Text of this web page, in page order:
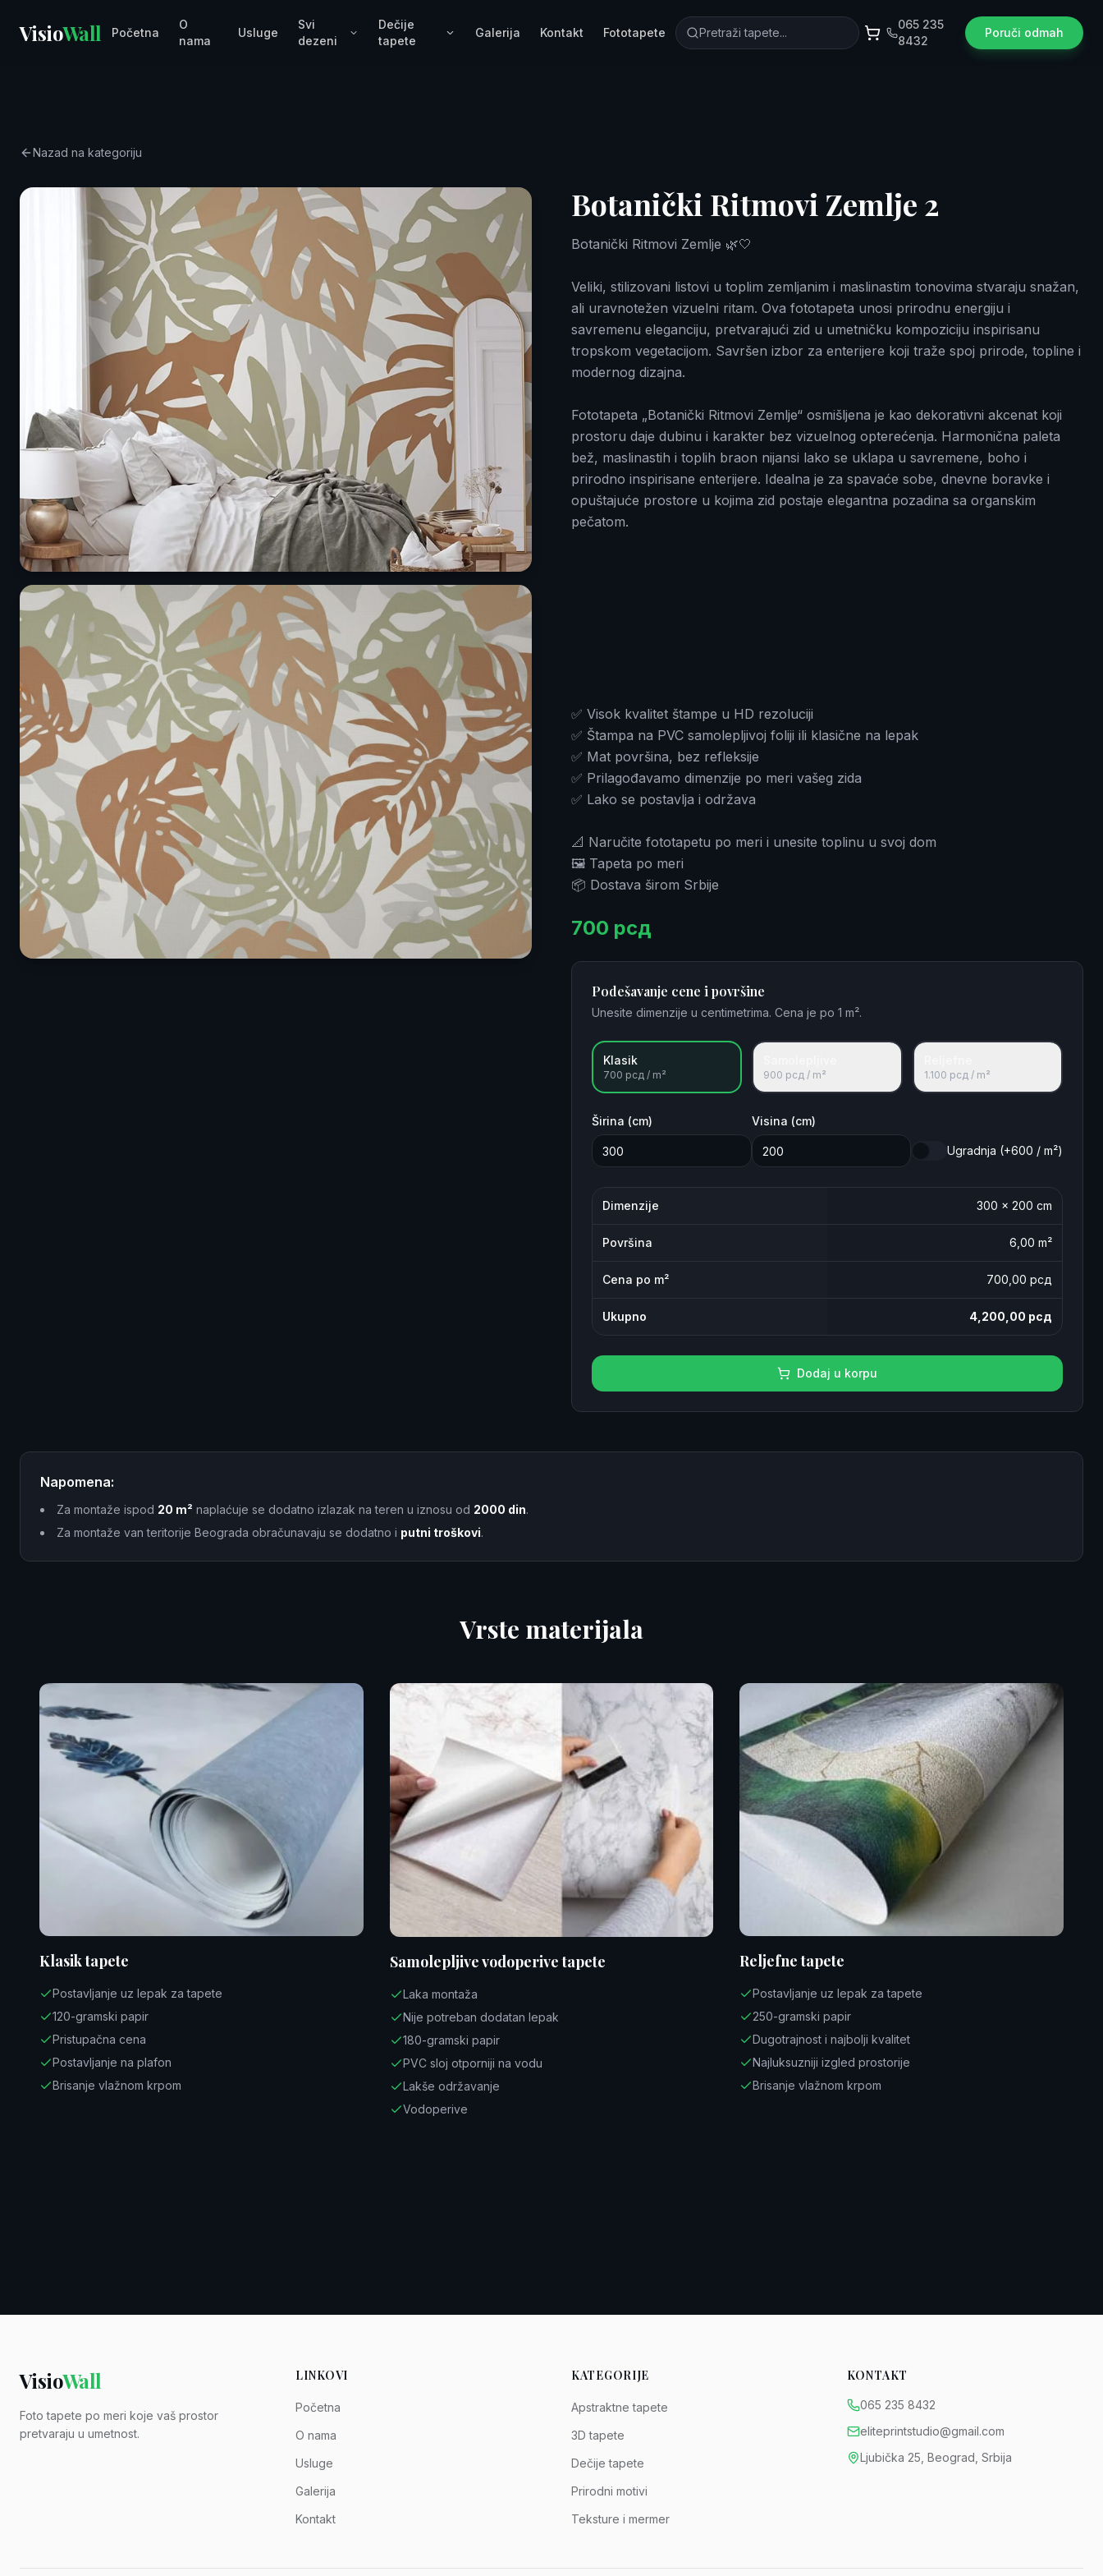
VisioWall Početna
O
nama
Usluge
Svi
dezeni
Dečije
tapete
Galerija Kontakt Fototapete
065 235
8432
Poruči odmah
Nazad na kategoriju
Botanički Ritmovi Zemlje 2
Botanički Ritmovi Zemlje 🌿🤍
Veliki, stilizovani listovi u toplim zemljanim i maslinastim tonovima stvaraju snažan,
ali uravnotežen vizuelni ritam. Ova fototapeta unosi prirodnu energiju i
savremenu eleganciju, pretvarajući zid u umetničku kompoziciju inspirisanu
tropskom vegetacijom. Savršen izbor za enterijere koji traže spoj prirode, topline i
modernog dizajna.
Fototapeta „Botanički Ritmovi Zemlje“ osmišljena je kao dekorativni akcenat koji
prostoru daje dubinu i karakter bez vizuelnog opterećenja. Harmonična paleta
bež, maslinastih i toplih braon nijansi lako se uklapa u savremene, boho i
prirodno inspirisane enterijere. Idealna je za spavaće sobe, dnevne boravke i
opuštajuće prostore u kojima zid postaje elegantna pozadina sa organskim
pečatom.
✅ Visok kvalitet štampe u HD rezoluciji
✅ Štampa na PVC samolepljivoj foliji ili klasične na lepak
✅ Mat površina, bez refleksije
✅ Prilagođavamo dimenzije po meri vašeg zida
✅ Lako se postavlja i održava
📐 Naručite fototapetu po meri i unesite toplinu u svoj dom
🖼️ Tapeta po meri
📦 Dostava širom Srbije
700 рсд
Podešavanje cene i površine
Unesite dimenzije u centimetrima. Cena je po 1 m².
Klasik
700 рсд / m² 900 рсд / m² 1.100 рсд / m²
Širina (cm) Visina (cm)
Ugradnja (+600 / m²)
Dimenzije 300 × 200 cm
Površina 6,00 m²
Cena po m² 700 ,00 рсд
Ukupno 4,200,00 рсд
Dodaj u korpu
Napomena:
Za montaže ispod 20 m² naplaćuje se dodatno izlazak na teren u iznosu od 2000 din.
Za montaže van teritorije Beograda obračunavaju se dodatno i putni troškovi.
Vrste materijala
Klasik tapete
Postavljanje uz lepak za tapete
120-gramski papir
Pristupačna cena
Postavljanje na plafon
Brisanje vlažnom krpom
Samolepljive vodoperive tapete
Laka montaža
Nije potreban dodatan lepak
180-gramski papir
PVC sloj otporniji na vodu
Lakše održavanje
Vodoperive
Reljefne tapete
Postavljanje uz lepak za tapete
250-gramski papir
Dugotrajnost i najbolji kvalitet
Najluksuzniji izgled prostorije
Brisanje vlažnom krpom
VisioWall
Foto tapete po meri koje vaš prostor
pretvaraju u umetnost.
LINKOVI
Početna
O nama
Usluge
Galerija
Kontakt
KATEGORIJE
Apstraktne tapete
3D tapete
Dečije tapete
Prirodni motivi
Teksture i mermer
KONTAKT
065 235 8432
eliteprintstudio@gmail.com
Ljubička 25, Beograd, Srbija